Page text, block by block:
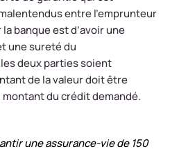
entre l’emprunteur
banque est d’avoir une
une sureté du
deux parties soient
de la valeur doit être
du crédit demandé.
une assurance-vie de 150